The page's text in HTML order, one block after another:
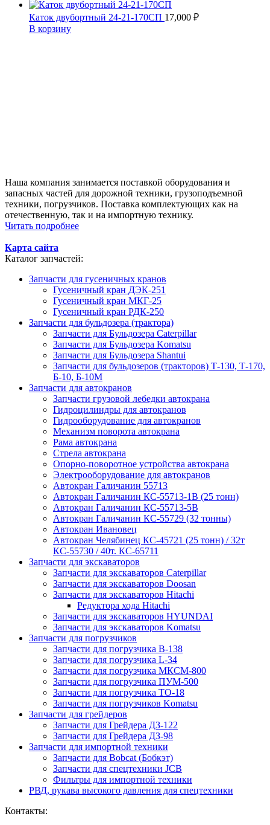
Каток двубортный 24-21-170СП 17,000 ₽
В корзину
Наша компания занимается поставкой оборудования и
запасных частей для дорожной техники, грузоподъемной
техники, погрузчиков. Поставка комплектующих как на
отечественную, так и на импортную технику.
Читать подробнее
Карта сайта
Каталог запчастей:
Запчасти для гусеничных кранов
Гусеничный кран ДЭК-251
Гусеничный кран МКГ-25
Гусеничный кран РДК-250
Запчасти для бульдозера (трактора)
Запчасти для Бульдозера Caterpillar
Запчасти для Бульдозера Komatsu
Запчасти для Бульдозера Shantui
Запчасти для бульдозеров (тракторов) Т-130, Т-170,
Б-10, Б-10М
Запчасти для автокранов
Запчасти грузовой лебедки автокрана
Гидроцилиндры для автокранов
Гидрооборудование для автокранов
Механизм поворота автокрана
Рама автокрана
Стрела автокрана
Опорно-поворотное устройства автокрана
Электрооборудование для автокранов
Автокран Галичанин 55713
Автокран Галичанин КС-55713-1В (25 тонн)
Автокран Галичанин КС-55713-5В
Автокран Галичанин КС-55729 (32 тонны)
Автокран Ивановец
Автокран Челябинец КС-45721 (25 тонн) / 32т
КС-55730 / 40т. КС-65711
Запчасти для экскаваторов
Запчасти для экскаваторов Caterpillar
Запчасти для экскаваторов Doosan
Запчасти для экскаваторов Hitachi
Редуктора хода Hitachi
Запчасти для экскаваторов HYUNDAI
Запчасти для экскаваторов Komatsu
Запчасти для погрузчиков
Запчасти для погрузчика B-138
Запчасти для погрузчика L-34
Запчасти для погрузчика МКСМ-800
Запчасти для погрузчика ПУМ-500
Запчасти для погрузчика ТО-18
Запчасти для погрузчиков Komatsu
Запчасти для грейдеров
Запчасти для Грейдера ДЗ-122
Запчасти для Грейдера ДЗ-98
Запчасти для импортной техники
Запчасти для Bobcat (Бобкэт)
Запчасти для спецтехники JCB
Фильтры для импортной техники
РВД, рукава высокого давления для спецтехники
Контакты: